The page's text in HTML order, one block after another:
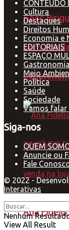
Sesc
com
Ana
CONTEÚDO
Cultura
Destaques
Direitos
Economia e
EDITORIAIS
ESPAÇO
Gastronomia
Meio
Política
Saúde
Sociedade
Vamos falar
Siga-nos
QUEM
Anuncie ou
Fale
© 2022 -
Interativas
Nenhum
View All Result